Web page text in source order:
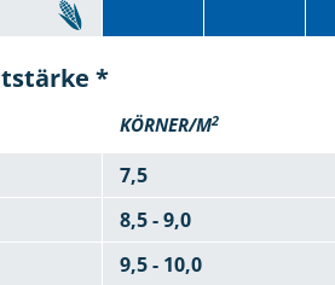
*
KÖRNER/M2
7,5
8,5 - 9,0
9,5 - 10,0